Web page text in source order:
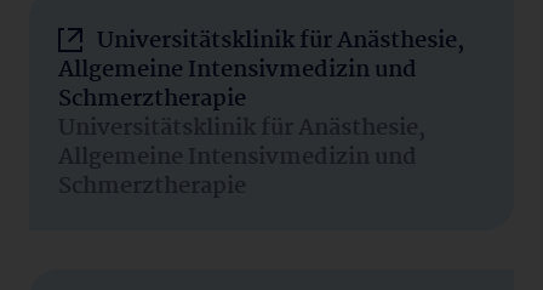
Universitätsklinik für Anästhesie,
Allgemeine Intensivmedizin und
Schmerztherapie
Universitätsklinik für Anästhesie,
Allgemeine Intensivmedizin und
Schmerztherapie